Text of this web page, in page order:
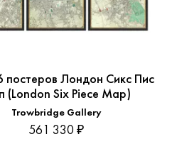
постеров Лондон Сикс Пис
(London Six Piece Map)
Trowbridge Gallery
561 330 ₽